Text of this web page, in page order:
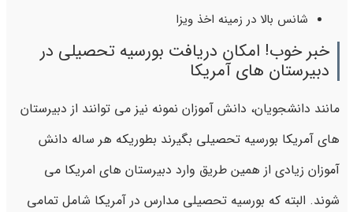
شانس بالا در زمینه اخذ ویزا
خبر خوب! امکان دریافت بورسیه تحصیلی در
دبیرستان های آمریکا
مانند دانشجویان، دانش آموزان نمونه نیز می توانند از دبیرستان
های آمریکا بورسیه تحصیلی بگیرند بطوریکه هر ساله دانش
آموزان زیادی از همین طریق وارد دبیرستان های امریکا می
شوند. البته که بورسیه تحصیلی مدارس در آمریکا شامل تمامی